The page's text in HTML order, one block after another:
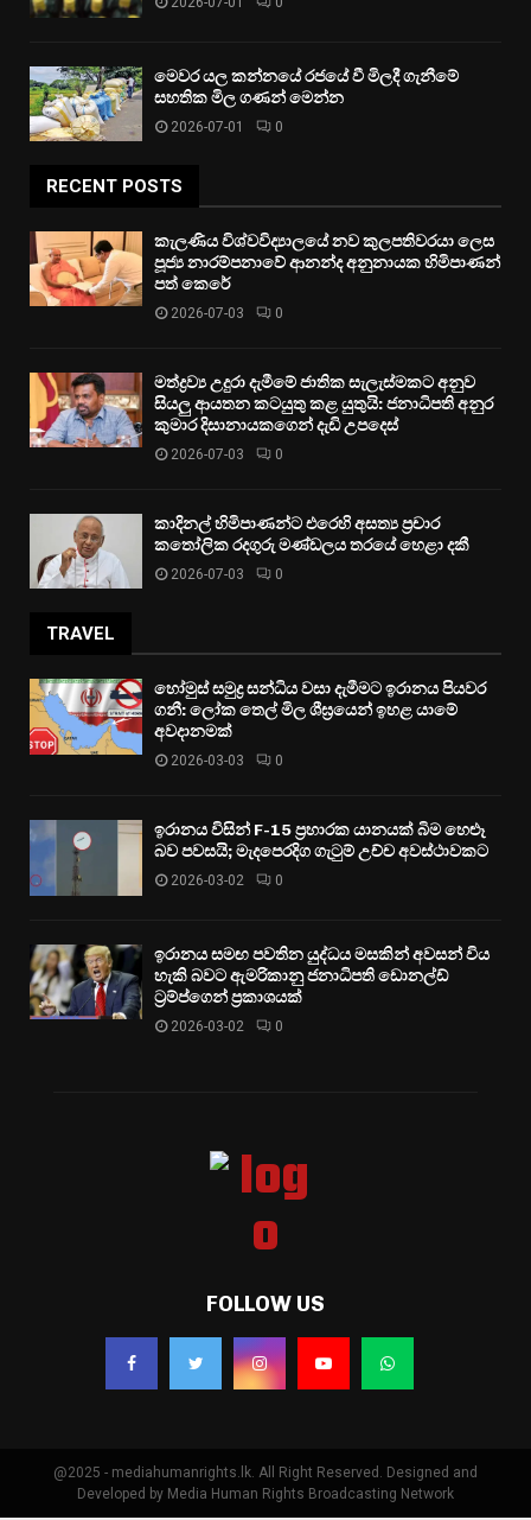
මෙවර යල කන්නයේ රජයේ වී මිලදී ගැනීමේ
සහතික මිල ගණන් මෙන්න
2026-07-01 0
RECENT POSTS
කැලණිය විශ්වවිද්‍යාලයේ නව කුලපතිවරයා ලෙස
පූජ්‍ය නාරම්පනාවේ ආනන්ද අනුනායක හිමිපාණන්
පත් කෙරේ
2026-07-03 0
මත්ද්‍රව්‍ය උදුරා දැමීමේ ජාතික සැලැස්මකට අනුව
සියලු ආයතන කටයුතු කළ යුතුයි: ජනාධිපති අනුර
කුමාර දිසානායකගෙන් දැඩි උපදෙස්
2026-07-03 0
කාදිනල් හිමිපාණන්ට එරෙහි අසත්‍ය ප්‍රචාර
කතෝලික රදගුරු මණ්ඩලය තරයේ හෙළා දකී
2026-07-03 0
TRAVEL
හෝමුස් සමුද්‍ර සන්ධිය වසා දැමීමට ඉරානය පියවර
ගනී: ලෝක තෙල් මිල ශීඝ්‍රයෙන් ඉහළ යාමේ
අවදානමක්
2026-03-03 0
ඉරානය විසින් F-15 ප්‍රහාරක යානයක් බිම හෙළූ
බව පවසයි; මැදපෙරදිග ගැටුම් උච්ච අවස්ථාවකට
2026-03-02 0
ඉරානය සමඟ පවතින යුද්ධය මසකින් අවසන් විය
හැකි බවට ඇමරිකානු ජනාධිපති ඩොනල්ඩ්
ට්‍රම්ප්ගෙන් ප්‍රකාශයක්
2026-03-02 0
FOLLOW US
@2025 - mediahumanrights.lk. All Right Reserved. Designed and
Developed by Media Human Rights Broadcasting Network